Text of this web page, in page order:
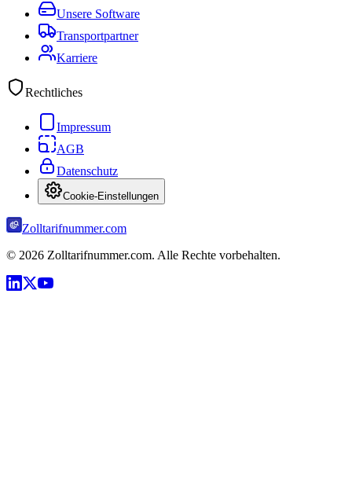
Unsere Software
Transportpartner
Karriere
Rechtliches
Impressum
AGB
Datenschutz
Cookie-Einstellungen
Zolltarifnummer.com
© 2026 Zolltarifnummer.com. Alle Rechte vorbehalten.